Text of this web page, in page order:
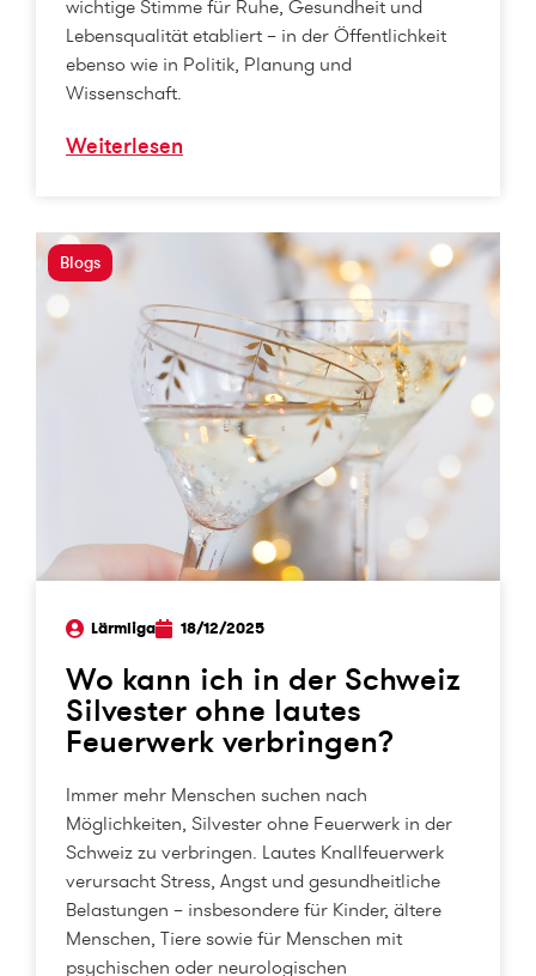
wichtige Stimme für Ruhe, Gesundheit und
Lebensqualität etabliert – in der Öffentlichkeit
ebenso wie in Politik, Planung und
Wissenschaft.
Weiterlesen
Blogs
Lärmliga 18/12/2025
Wo kann ich in der Schweiz
Silvester ohne lautes
Feuerwerk verbringen?
Immer mehr Menschen suchen nach
Möglichkeiten, Silvester ohne Feuerwerk in der
Schweiz zu verbringen. Lautes Knallfeuerwerk
verursacht Stress, Angst und gesundheitliche
Belastungen – insbesondere für Kinder, ältere
Menschen, Tiere sowie für Menschen mit
psychischen oder neurologischen